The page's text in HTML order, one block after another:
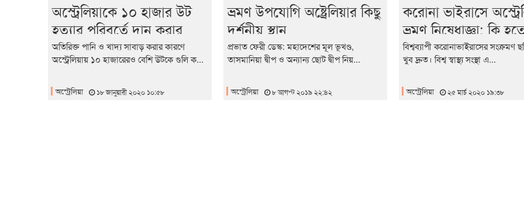
অস্ট্রেলিয়াকে ১০ হাজার উট
হত্যার পরিবর্তে দান করার
আহ্বান জানিয়েছে তুরস্ক
অতিরিক্ত পানি ও খাদ্য সাবাড় করার কারণে
অস্ট্রেলিয়ায় ১০ হাজারেরও বেশি উটকে গুলি ক...
অস্ট্রেলিয়া ১৮ জানুয়ারী ২০২০ ১০:৫৮
ভ্রমণ উপযোগি অষ্ট্রেলিয়ার কিছু
দর্শনীয় স্থান
প্রভাত ফেরী ডেস্ক: মহাদেশের মূল ভূখণ্ড,
তাসমানিয়া দ্বীপ ও অন্যান্য ছোট দ্বীপ নিয়...
অস্ট্রেলিয়া ৮ আগস্ট ২০১৯ ২২:৪২
করোনা ভাইরাসে
ভ্রমণ নিষেধাজ্ঞা: কি
পরিস্থিতি এবং করণীয়?
বিশ্বব্যাপী করোনাভাইরাসের সংক্রমণ
খুব দ্রুত। বিশ্ব স্বাস্থ্য সংস্থা এ...
অস্ট্রেলিয়া ২৫ মার্চ ২০২০ ১৯:৩৮